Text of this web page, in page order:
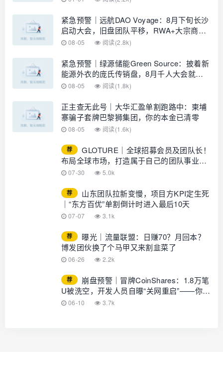
紧急预警｜远航DAO Voyage：8月下旬长沙
启动大会，旧盘团队平移，RWA+大宗商品
包装——又是庞氏滚盘的老剧本
08-05 阅读(2.8k)
紧急预警｜绿源储能Green Source：披着新
能源外衣的庞氏传销盘，8月千人大会就是
收割信号
08-05 阅读(1.8k)
正主查无此号｜大华汇盈单割跑路中：柬埔
寨骗子套牌巴黎狮集团，你的本金已清零
08-05 阅读(1.6k)
荐
GLOTURE｜全球招募会员及团队长！
布局全球市场，打造属于自己的团队事业，
想增加收入？想打造团队？加入
07-30 5.0k
荐
山东团队拉新变慢，项目方KPI定生死
｜“东方百优”单割倒计时进入最后10天
07-07 3.1k
荐
曝光｜流量联盟：日赚70？月回本？
博发团伙换了个马甲又来割韭菜了
06-26 2.2k
荐
崩盘预警｜冒牌CoinShares：1.8万笔
U被洗空，开发人员自曝“关网重启”——你的
钱早已不在账上
06-10 3.7k